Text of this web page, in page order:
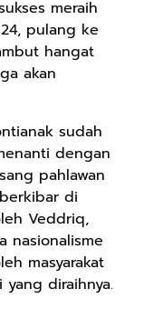
meraih
pulang ke
hangat
akan
sudah
dengan
pahlawan
di
Veddriq,
nasionalisme
masyarakat
diraihnya.